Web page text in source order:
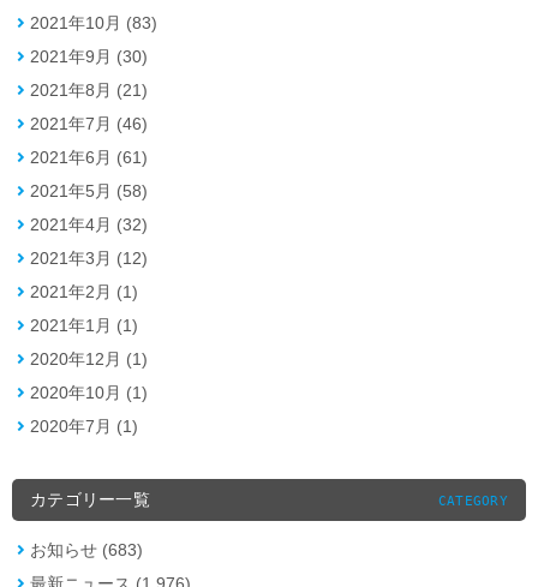
2021年10月 (83)
2021年9月 (30)
2021年8月 (21)
2021年7月 (46)
2021年6月 (61)
2021年5月 (58)
2021年4月 (32)
2021年3月 (12)
2021年2月 (1)
2021年1月 (1)
2020年12月 (1)
2020年10月 (1)
2020年7月 (1)
カテゴリー一覧 CATEGORY
お知らせ (683)